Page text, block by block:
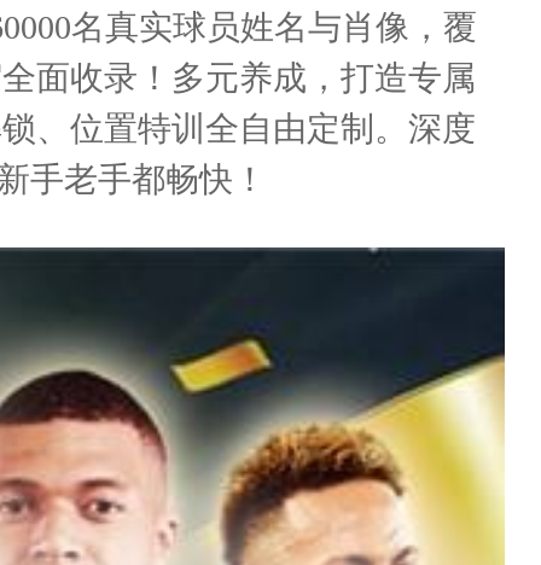
名真实球员姓名与肖像，覆
面收录！多元养成，打造专属
、位置特训全自由定制。深度
手老手都畅快！